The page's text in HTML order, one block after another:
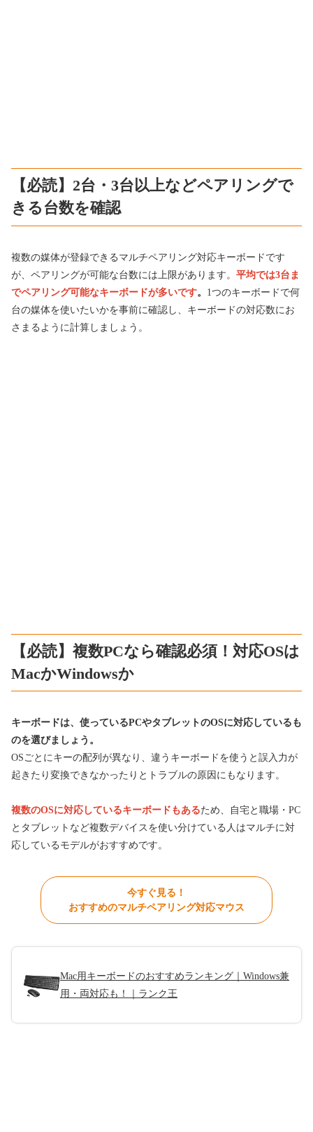
【必読】2台・3台以上などペアリングで
きる台数を確認
複数の媒体が登録できるマルチペアリング対応キーボードです
が、ペアリングが可能な台数には上限があります。 平均では3台ま
でペアリング可能なキーボードが多いです。 1つのキーボードで何
台の媒体を使いたいかを事前に確認し、キーボードの対応数にお
さまるように計算しましょう。
【必読】複数PCなら確認必須！対応OSは
MacかWindowsか
キーボードは、使っているPCやタブレットのOSに対応しているも
のを選びましょう。
OSごとにキーの配列が異なり、違うキーボードを使うと誤入力が
起きたり変換できなかったりとトラブルの原因にもなります。
複数のOSに対応しているキーボードもあるため、自宅と職場・PC
とタブレットなど複数デバイスを使い分けている人はマルチに対
応しているモデルがおすすめです。
今すぐ見る！
おすすめのマルチペアリング対応マウス
Mac用キーボードのおすすめランキング｜Windows兼
用・両対応も！｜ランク王